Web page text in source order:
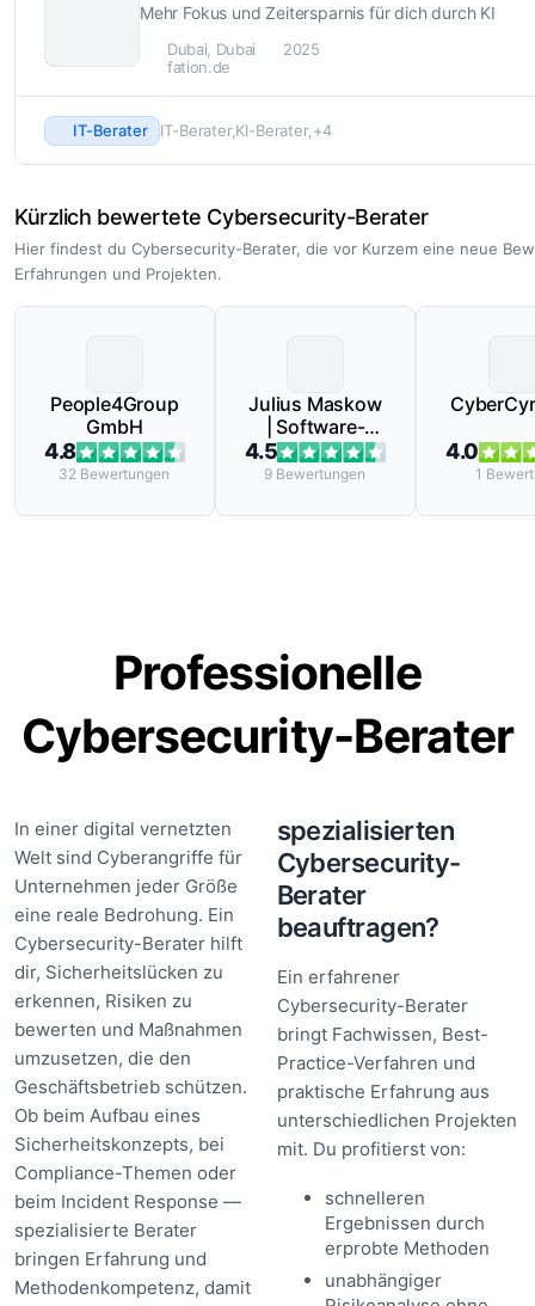
Mehr Fokus und Zeitersparnis für dich durch KI
Dubai, Dubai
2025
fation.de
IT-Berater IT-Berater KI-Berater +4
Kürzlich bewertete Cybersecurity-Berater
Hier findest du Cybersecurity-Berater, die vor Kurzem eine neue
Erfahrungen und Projekten.
People4Group
GmbH
4.8
32 Bewertungen
Julius Maskow
| Software-
Stratege
4.5
9 Bewertungen
4.0
1
Professionelle
Cybersecurity-Berater
In einer digital vernetzten
Welt sind Cyberangriffe für
Unternehmen jeder Größe
eine reale Bedrohung. Ein
Cybersecurity-Berater hilft
dir, Sicherheitslücken zu
erkennen, Risiken zu
bewerten und Maßnahmen
umzusetzen, die den
Geschäftsbetrieb schützen.
Ob beim Aufbau eines
Sicherheitskonzepts, bei
Compliance-Themen oder
beim Incident Response —
spezialisierte Berater
bringen Erfahrung und
Methodenkompetenz, damit
spezialisierten
Cybersecurity-
Berater
beauftragen?
Ein erfahrener
Cybersecurity-Berater
bringt Fachwissen, Best-
Practice-Verfahren und
praktische Erfahrung aus
unterschiedlichen Projekten
mit. Du profitierst von:
schnelleren
Ergebnissen durch
erprobte Methoden
unabhängiger